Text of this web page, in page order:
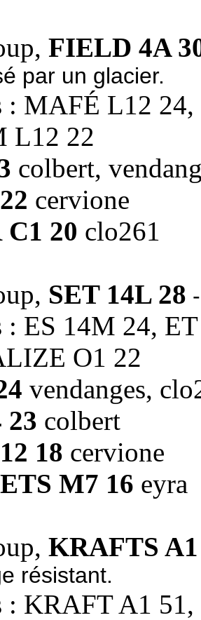
FIELD 4A
par un glacier.
: MAFÉ L12
L12 22
colbert,
cervione
20 clo261
SET 14L 28
: ES 14M 24,
O1 22
vendanges,
23 colbert
18 cervione
M7 16 eyra
KRAFTS
résistant.
: KRAFT A1